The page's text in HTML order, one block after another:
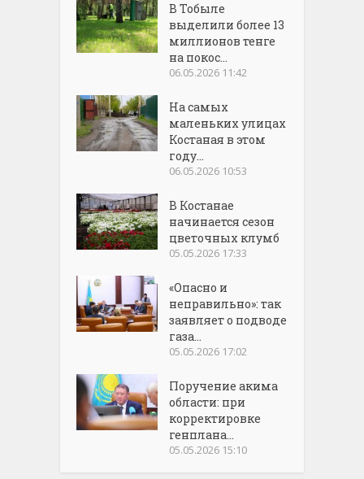
В Тобыле
выделили более 13
миллионов тенге
на покос...
06.05.2026 11:42
На самых
маленьких улицах
Костаная в этом
году...
06.05.2026 10:53
В Костанае
начинается сезон
цветочных клумб
05.05.2026 17:33
«Опасно и
неправильно»: так
заявляет о подводе
газа...
05.05.2026 17:02
Поручение акима
области: при
корректировке
генплана...
05.05.2026 15:10